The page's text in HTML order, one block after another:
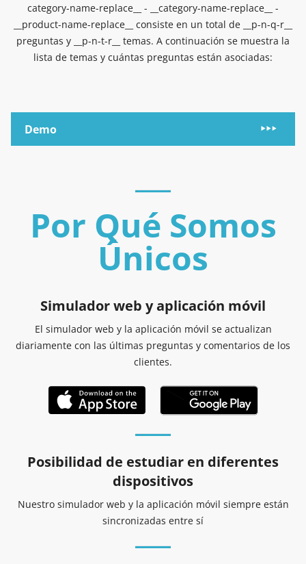
Por Qué Somos
Únicos
Simulador web y aplicación móvil
El simulador web y la aplicación móvil se actualizan
diariamente con las últimas preguntas y comentarios de los
clientes.
Posibilidad de estudiar en diferentes
dispositivos
Nuestro simulador web y la aplicación móvil siempre están
sincronizadas entre sí
category-name-replace__ - __category-name-replace__ -
__product-name-replace__ consiste en un total de __p-n-q-r__
preguntas y __p-n-t-r__ temas. A continuación se muestra la
lista de temas y cuántas preguntas están asociadas:
Demo